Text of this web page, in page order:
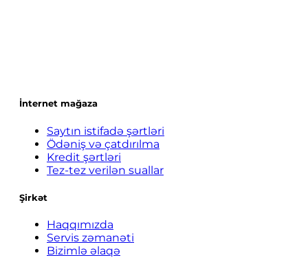
İnternet mağaza
Saytın istifadə şərtləri
Ödəniş və çatdırılma
Kredit şərtləri
Tez-tez verilən suallar
Şirkət
Haqqımızda
Servis zəmanəti
Bizimlə əlaqə